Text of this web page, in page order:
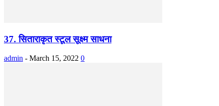
37. सिताराकृत स्टूल सूक्ष्म साधना
admin - March 15, 2022 0